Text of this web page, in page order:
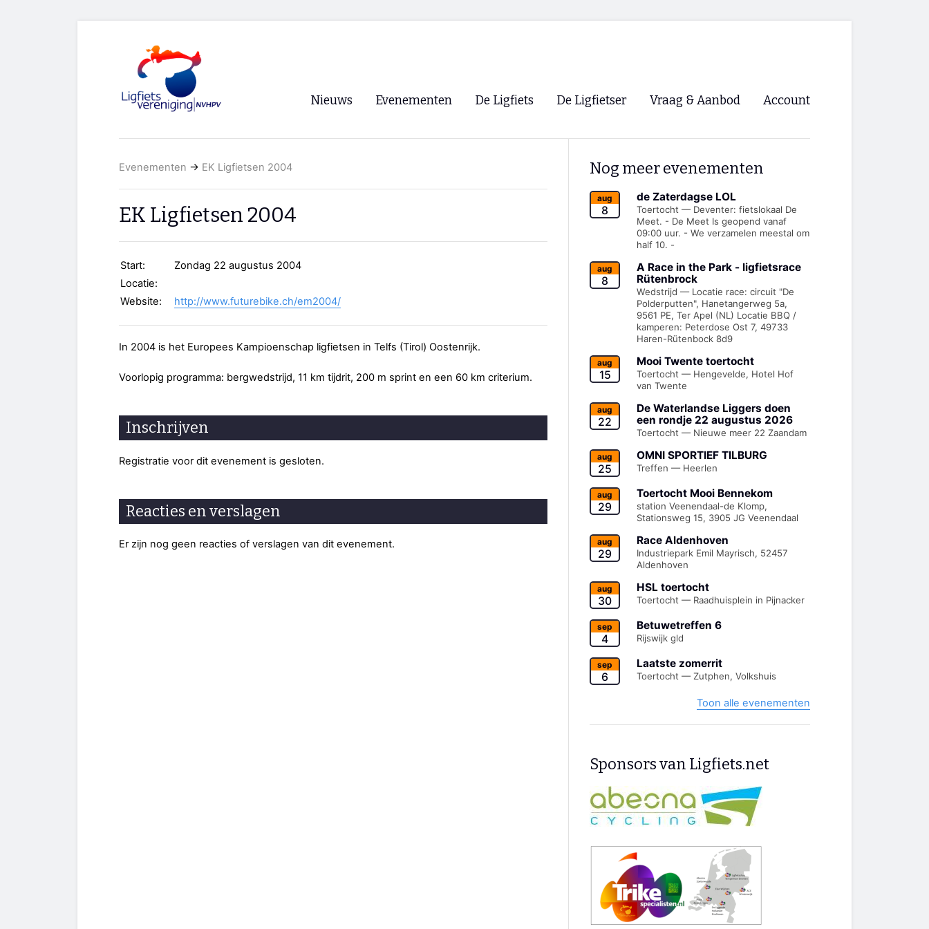
Nieuws Evenementen
WK Ligfietsen 2026
De Ligfiets De Ligfietser
Ligfietsvereninging NVHPV
Lokale Fietsverenigingen
EHPVA & EuSupino 🡺
Forum ligfietsers.nl 🡺
Vraag & Aanbod Account
Registreren
Evenementen → EK Ligfietsen 2004
EK Ligfietsen 2004
Start:
Zondag 22 augustus 2004
Locatie:
Website:
http://www.futurebike.ch/em2004/
In 2004 is het Europees Kampioenschap ligfietsen in Telfs (Tirol) Oostenrijk.
Voorlopig programma: bergwedstrijd, 11 km tijdrit, 200 m sprint en een 60 km criterium.
Inschrijven
Registratie voor dit evenement is gesloten.
Reacties en verslagen
Er zijn nog geen reacties of verslagen van dit evenement.
Nog meer evenementen
aug
8
de Zaterdagse LOL
Toertocht — Deventer: fietslokaal De
Meet. - De Meet Is geopend vanaf
09:00 uur. - We verzamelen meestal om
half 10. -
aug
8
A Race in the Park - ligfietsrace
Rütenbrock
Wedstrijd — Locatie race: circuit "De
Polderputten", Hanetangerweg 5a,
9561 PE, Ter Apel (NL) Locatie BBQ /
kamperen: Peterdose Ost 7, 49733
Haren-Rütenbock 8d9
aug
15
Mooi Twente toertocht
Toertocht — Hengevelde, Hotel Hof
van Twente
aug
22
De Waterlandse Liggers doen
een rondje 22 augustus 2026
Toertocht — Nieuwe meer 22 Zaandam
aug
25
OMNI SPORTIEF TILBURG
Treffen — Heerlen
aug
29
Toertocht Mooi Bennekom
station Veenendaal-de Klomp,
Stationsweg 15, 3905 JG Veenendaal
aug
29
Race Aldenhoven
Industriepark Emil Mayrisch, 52457
Aldenhoven
aug
30
HSL toertocht
Toertocht — Raadhuisplein in Pijnacker
sep
4
Betuwetreffen 6
Rijswijk gld
sep
6
Laatste zomerrit
Toertocht — Zutphen, Volkshuis
Toon alle evenementen
Sponsors van Ligfiets.net